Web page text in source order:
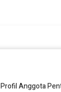
Profil Anggota